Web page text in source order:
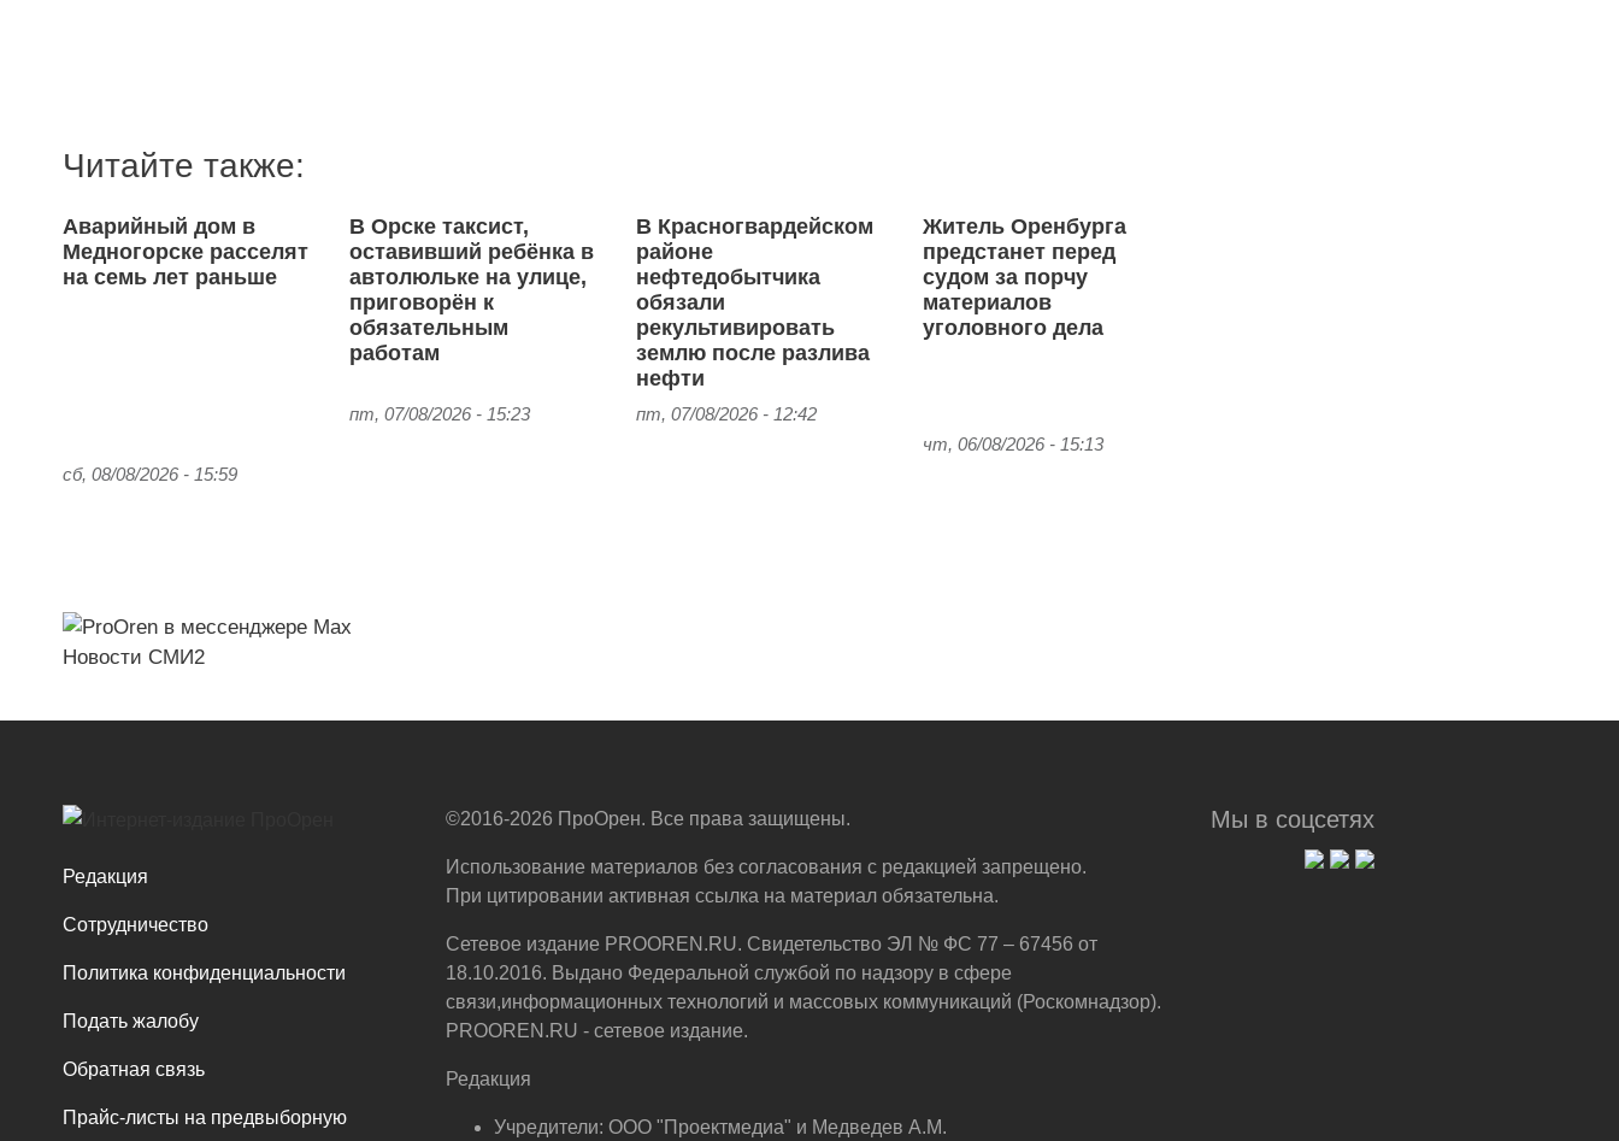
Читайте также:
Аварийный дом в
Медногорске расселят
на семь лет раньше
сб, 08/08/2026 - 15:59
В Орске таксист,
оставивший ребёнка в
автолюльке на улице,
приговорён к
обязательным
работам
пт, 07/08/2026 - 15:23
В Красногвардейском
районе
нефтедобытчика
обязали
рекультивировать
землю после разлива
нефти
пт, 07/08/2026 - 12:42
Житель Оренбурга
предстанет перед
судом за порчу
материалов
уголовного дела
чт, 06/08/2026 - 15:13
Новости СМИ2
Редакция
Сотрудничество
Политика конфиденциальности
Подать жалобу
Обратная связь
Прайс-листы на предвыборную
Мы в соцсетях
©2016-2026 ПроОрен. Все права защищены.
Использование материалов без согласования с редакцией запрещено.
При цитировании активная ссылка на материал обязательна.
Сетевое издание PROOREN.RU. Свидетельство ЭЛ № ФС 77 – 67456 от
18.10.2016. Выдано Федеральной службой по надзору в сфере
связи,информационных технологий и массовых коммуникаций (Роскомнадзор).
PROOREN.RU - сетевое издание.
Редакция
Учредители: ООО "Проектмедиа" и Медведев А.М.